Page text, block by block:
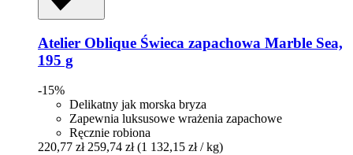
Atelier Oblique Świeca zapachowa Marble Sea,
195 g
-15%
Delikatny jak morska bryza
Zapewnia luksusowe wrażenia zapachowe
Ręcznie robiona
220,77 zł 259,74 zł (1 132,15 zł / kg)